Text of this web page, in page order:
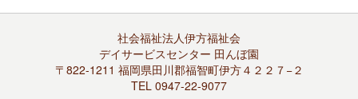
社会福祉法人伊方福祉会
デイサービスセンター 田んぼ園
〒822-1211 福岡県田川郡福智町伊方４２２７−２
TEL 0947-22-9077